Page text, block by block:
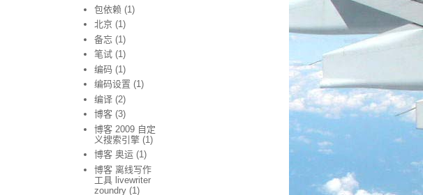
包依赖 (1)
北京 (1)
备忘 (1)
笔试 (1)
编码 (1)
编码设置 (1)
编译 (2)
博客 (3)
博客 2009 自定
义搜索引擎 (1)
博客 奥运 (1)
博客 离线写作
工具 livewriter
zoundry (1)